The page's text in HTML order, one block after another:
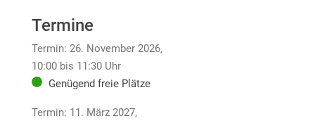
Termine
Termin: 26. November 2026,
10:00 bis 11:30 Uhr
Genügend freie Plätze
Termin: 11. März 2027,